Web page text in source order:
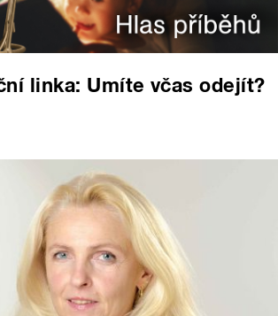
linka: Umíte včas odejít?